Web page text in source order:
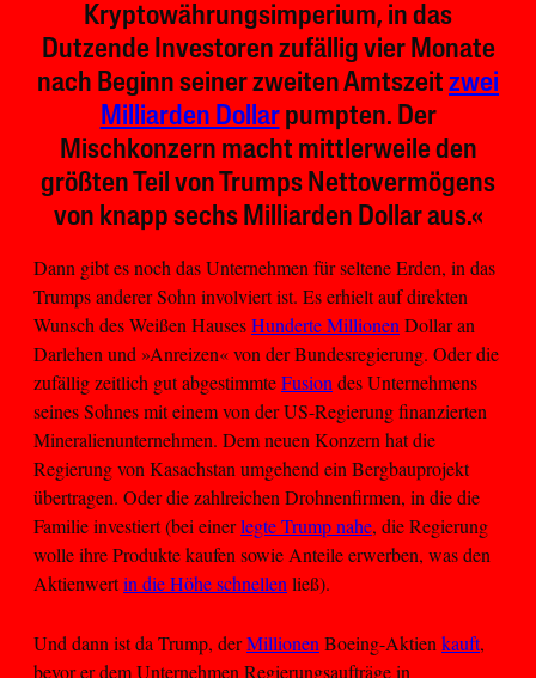
Kryptowährungsimperium, in das
Dutzende Investoren zufällig vier Monate
nach Beginn seiner zweiten Amtszeit zwei
Milliarden Dollarpumpten. Der
Mischkonzern macht mittlerweile den
größten Teil von Trumps Nettovermögens
von knapp sechs Milliarden Dollar aus.«
Dann gibt es noch das Unternehmen für seltene Erden, in das
Trumps anderer Sohn involviert ist. Es erhielt auf direkten
Wunsch des Weißen HausesHunderte Millionen Dollar an
Darlehen und »Anreizen« von der Bundesregierung. Oder die
zufällig zeitlich gut abgestimmteFusion des Unternehmens
seines Sohnes mit einem von der US-Regierung finanzierten
Mineralienunternehmen. Dem neuen Konzern hat die
Regierung von Kasachstan umgehend ein Bergbauprojekt
übertragen. Oder die zahlreichen Drohnenfirmen, in die die
Familie investiert (bei einerlegte Trump nahe, die Regierung
wolle ihre Produkte kaufen sowie Anteile erwerben, was den
Aktienwertin die Höhe schnellen ließ).
Und dann ist da Trump, derMillionenBoeing-Aktienkauft,
bevor er dem Unternehmen Regierungsaufträge in